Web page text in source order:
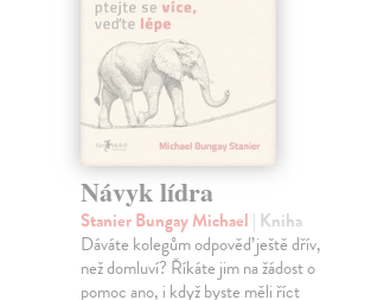
Návyk lídra
Stanier Bungay Michael | Kniha
Dáváte kolegům odpověď ještě dřív,
než domluví? Říkáte jim na žádost o
pomoc ano, i když byste měli říct